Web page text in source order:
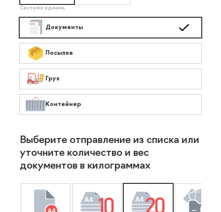
Система единиц
Документы
Посылка
Груз
Контейнер
Выберите отправление из списка или
уточните количество и вес
документов в килограммах